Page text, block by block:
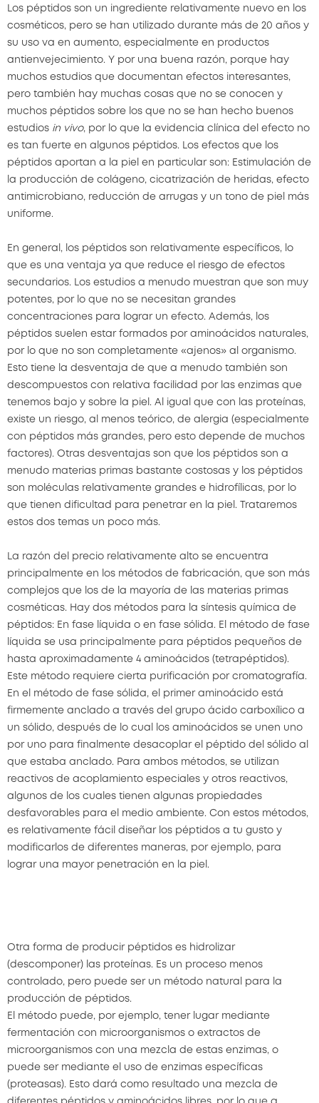
Los péptidos son un ingrediente relativamente nuevo en los
cosméticos, pero se han utilizado durante más de 20 años y
su uso va en aumento, especialmente en productos
antienvejecimiento. Y por una buena razón, porque hay
muchos estudios que documentan efectos interesantes,
pero también hay muchas cosas que no se conocen y
muchos péptidos sobre los que no se han hecho buenos
estudios in vivo, por lo que la evidencia clínica del efecto no
es tan fuerte en algunos péptidos. Los efectos que los
péptidos aportan a la piel en particular son: Estimulación de
la producción de colágeno, cicatrización de heridas, efecto
antimicrobiano, reducción de arrugas y un tono de piel más
uniforme.
En general, los péptidos son relativamente específicos, lo
que es una ventaja ya que reduce el riesgo de efectos
secundarios. Los estudios a menudo muestran que son muy
potentes, por lo que no se necesitan grandes
concentraciones para lograr un efecto. Además, los
péptidos suelen estar formados por aminoácidos naturales,
por lo que no son completamente «ajenos» al organismo.
Esto tiene la desventaja de que a menudo también son
descompuestos con relativa facilidad por las enzimas que
tenemos bajo y sobre la piel. Al igual que con las proteínas,
existe un riesgo, al menos teórico, de alergia (especialmente
con péptidos más grandes, pero esto depende de muchos
factores). Otras desventajas son que los péptidos son a
menudo materias primas bastante costosas y los péptidos
son moléculas relativamente grandes e hidrofílicas, por lo
que tienen dificultad para penetrar en la piel. Trataremos
estos dos temas un poco más.
La razón del precio relativamente alto se encuentra
principalmente en los métodos de fabricación, que son más
complejos que los de la mayoría de las materias primas
cosméticas. Hay dos métodos para la síntesis química de
péptidos: En fase líquida o en fase sólida. El método de fase
líquida se usa principalmente para péptidos pequeños de
hasta aproximadamente 4 aminoácidos (tetrapéptidos).
Este método requiere cierta purificación por cromatografía.
En el método de fase sólida, el primer aminoácido está
firmemente anclado a través del grupo ácido carboxílico a
un sólido, después de lo cual los aminoácidos se unen uno
por uno para finalmente desacoplar el péptido del sólido al
que estaba anclado. Para ambos métodos, se utilizan
reactivos de acoplamiento especiales y otros reactivos,
algunos de los cuales tienen algunas propiedades
desfavorables para el medio ambiente. Con estos métodos,
es relativamente fácil diseñar los péptidos a tu gusto y
modificarlos de diferentes maneras, por ejemplo, para
lograr una mayor penetración en la piel.
Otra forma de producir péptidos es hidrolizar
(descomponer) las proteínas. Es un proceso menos
controlado, pero puede ser un método natural para la
producción de péptidos.
El método puede, por ejemplo, tener lugar mediante
fermentación con microorganismos o extractos de
microorganismos con una mezcla de estas enzimas, o
puede ser mediante el uso de enzimas específicas
(proteasas). Esto dará como resultado una mezcla de